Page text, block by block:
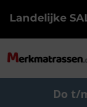
Landelijke
Do t/